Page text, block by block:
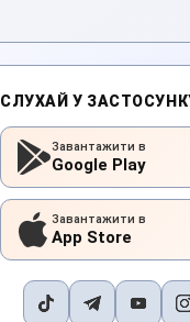
СЛУХАЙ У
Завантажити в
Google Play
Завантажити в
App Store